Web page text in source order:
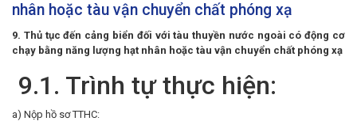
nhân hoặc tàu vận chuyển chất phóng xạ
9. Thủ tục đến cảng biển đối với tàu thuyền nước ngoài có động cơ
chạy bằng năng lượng hạt nhân hoặc tàu vận chuyển chất phóng xạ
9.1. Trình tự thực hiện:
a) Nộp hồ sơ TTHC: